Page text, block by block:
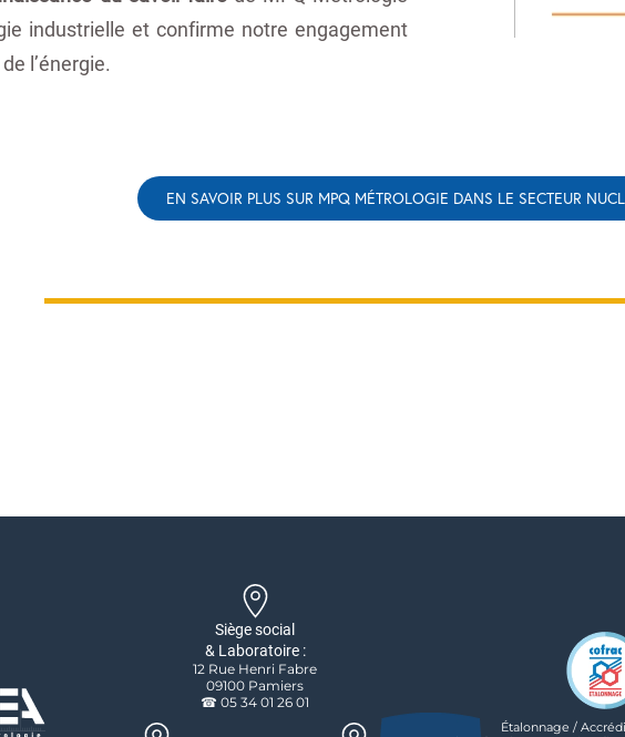
industrielle et confirme notre engagement
l’énergie.
EN SAVOIR PLUS SUR MPQ MÉTROLOGIE DANS LE SECTEUR
Siège social
& Laboratoire :
12 Rue Henri Fabre
09100 Pamiers
☎ 05 34 01 26 01
Étalonnage /